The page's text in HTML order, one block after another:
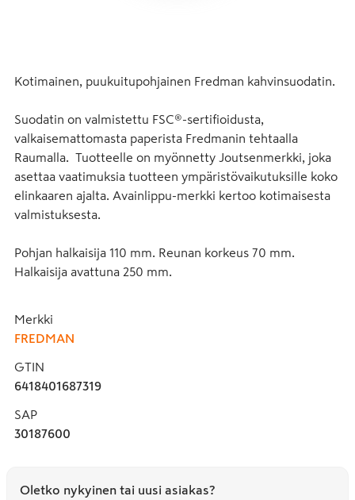
Kotimainen, puukuitupohjainen Fredman kahvinsuodatin.
Suodatin on valmistettu FSC®-sertifioidusta,
valkaisemattomasta paperista Fredmanin tehtaalla
Raumalla.  Tuotteelle on myönnetty Joutsenmerkki, joka
asettaa vaatimuksia tuotteen ympäristövaikutuksille koko
elinkaaren ajalta. Avainlippu-merkki kertoo kotimaisesta
valmistuksesta.
Pohjan halkaisija 110 mm. Reunan korkeus 70 mm.
Halkaisija avattuna 250 mm.
Merkki
FREDMAN
GTIN
6418401687319
SAP
30187600
Oletko nykyinen tai uusi asiakas?